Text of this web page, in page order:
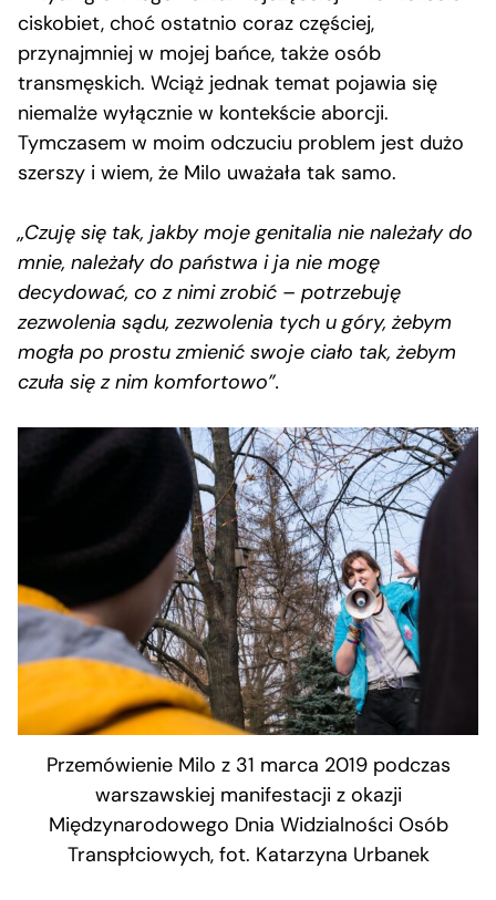
ciskobiet, choć ostatnio coraz częściej,
przynajmniej w mojej bańce, także osób
transmęskich. Wciąż jednak temat pojawia się
niemalże wyłącznie w kontekście aborcji.
Tymczasem w moim odczuciu problem jest dużo
szerszy i wiem, że Milo uważała tak samo.
„Czuję się tak, jakby moje genitalia nie należały do
mnie, należały do państwa i ja nie mogę
decydować, co z nimi zrobić – potrzebuję
zezwolenia sądu, zezwolenia tych u góry, żebym
mogła po prostu zmienić swoje ciało tak, żebym
czuła się z nim komfortowo”.
Przemówienie Milo z 31 marca 2019 podczas
warszawskiej manifestacji z okazji
Międzynarodowego Dnia Widzialności Osób
Transpłciowych, fot. Katarzyna Urbanek